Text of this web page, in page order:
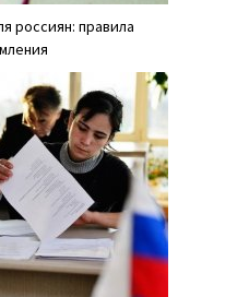
россиян: правила